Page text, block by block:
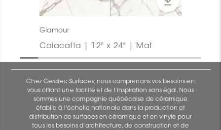
Glamour
Calacatta | 12" x 24" | Mat
Chez Ceratec Surfaces, nous comprenons vos besoins en
vous offrant une facilité et de l’inspiration sans égal. Nous
sommes une compagnie québécoise de céramique
établie à l'échelle nationale dans la production et
distribution de surfaces en céramique et en vinyle pour
tous les besoins d'architecture, de construction et de